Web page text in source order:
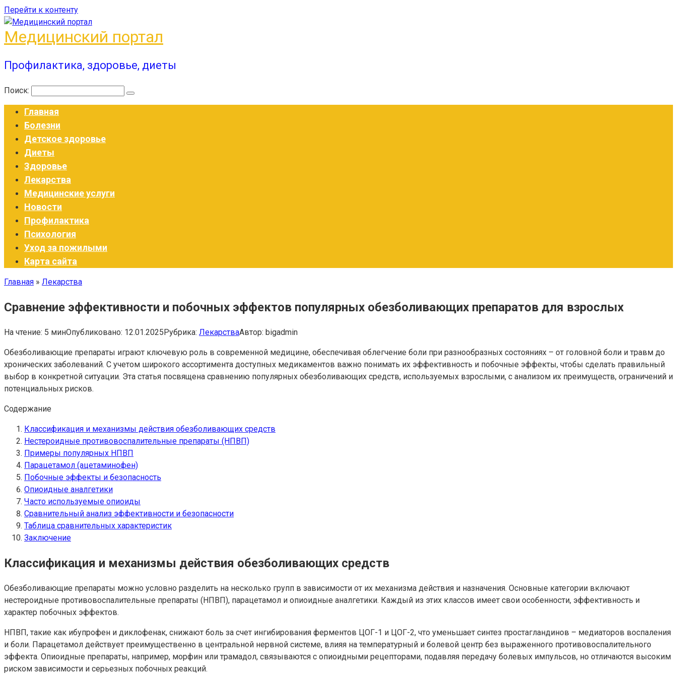
Перейти к контенту
Медицинский портал
Профилактика, здоровье, диеты
Поиск:
Главная
Болезни
Детское здоровье
Диеты
Здоровье
Лекарства
Медицинские услуги
Новости
Профилактика
Психология
Уход за пожилыми
Карта сайта
Главная » Лекарства
Сравнение эффективности и побочных эффектов популярных обезболивающих препаратов для взрослых
На чтение: 5 минОпубликовано: 12.01.2025Рубрика: ЛекарстваАвтор: bigadmin
Обезболивающие препараты играют ключевую роль в современной медицине, обеспечивая облегчение боли при разнообразных состояниях – от головной боли и травм до
хронических заболеваний. С учетом широкого ассортимента доступных медикаментов важно понимать их эффективность и побочные эффекты, чтобы сделать правильный
выбор в конкретной ситуации. Эта статья посвящена сравнению популярных обезболивающих средств, используемых взрослыми, с анализом их преимуществ, ограничений и
потенциальных рисков.
Содержание
Классификация и механизмы действия обезболивающих средств
Нестероидные противовоспалительные препараты (НПВП)
Примеры популярных НПВП
Парацетамол (ацетаминофен)
Побочные эффекты и безопасность
Опиоидные аналгетики
Часто используемые опиоиды
Сравнительный анализ эффективности и безопасности
Таблица сравнительных характеристик
Заключение
Классификация и механизмы действия обезболивающих средств
Обезболивающие препараты можно условно разделить на несколько групп в зависимости от их механизма действия и назначения. Основные категории включают
нестероидные противовоспалительные препараты (НПВП), парацетамол и опиоидные аналгетики. Каждый из этих классов имеет свои особенности, эффективность и
характер побочных эффектов.
НПВП, такие как ибупрофен и диклофенак, снижают боль за счет ингибирования ферментов ЦОГ-1 и ЦОГ-2, что уменьшает синтез простагландинов – медиаторов воспаления
и боли. Парацетамол действует преимущественно в центральной нервной системе, влияя на температурный и болевой центр без выраженного противовоспалительного
эффекта. Опиоидные препараты, например, морфин или трамадол, связываются с опиоидными рецепторами, подавляя передачу болевых импульсов, но отличаются высоким
риском зависимости и серьезных побочных реакций.